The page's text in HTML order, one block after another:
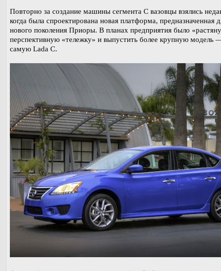
Повторно за создание машины сегмента С вазовцы взялись
когда была спроектирована новая платформа, предназначенная
нового поколения Приоры. В планах предприятия было
перспективную «тележку» и выпустить более крупную модель
самую Lada C.